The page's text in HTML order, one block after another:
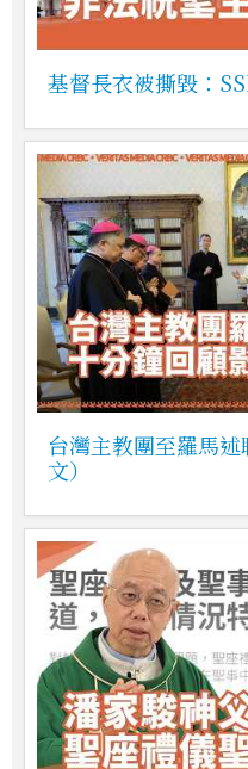
基督長衣被撕毀：
台灣主教團至羅馬
文）